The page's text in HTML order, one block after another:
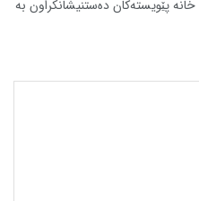
خانە پێویستەکان دەستنیشانکراون بە